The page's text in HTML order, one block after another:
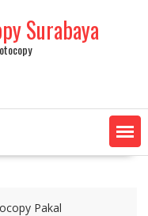
Surabaya
Pakal